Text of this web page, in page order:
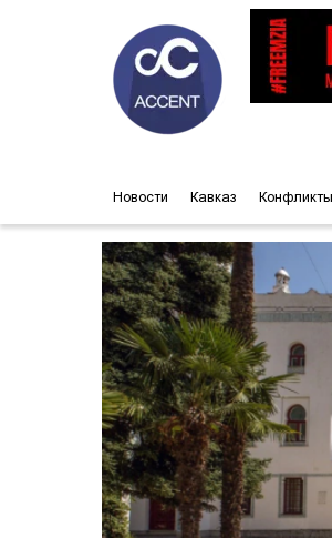
Новости Кавказ Конфликты